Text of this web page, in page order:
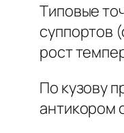
Типовые
суппортов
рост
По кузову
антикором